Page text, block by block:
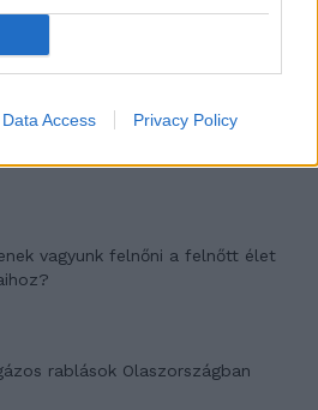
Data Access Privacy Policy
anekdoták
vagyunk felnőni a felnőtt élet
rablások Olaszországban